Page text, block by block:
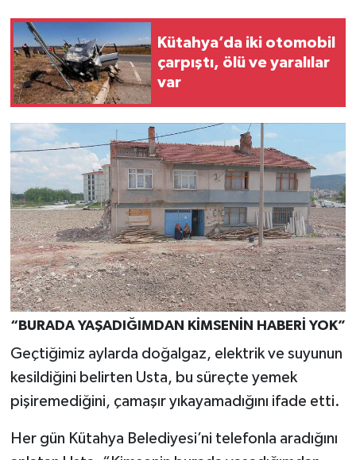
Kütahya’da iki otomobil
çarpıştı, ölü ve yaralılar
var
“BURADA YAŞADIĞIMDAN KİMSENİN HABERİ YOK”
Geçtiğimiz aylarda doğalgaz, elektrik ve suyunun
kesildiğini belirten Usta, bu süreçte yemek
pişiremediğini, çamaşır yıkayamadığını ifade etti.
Her gün Kütahya Belediyesi’ni telefonla aradığını